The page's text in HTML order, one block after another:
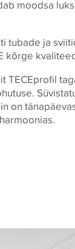
moodsa
tubade ja
kõrge
TECEprofil
on